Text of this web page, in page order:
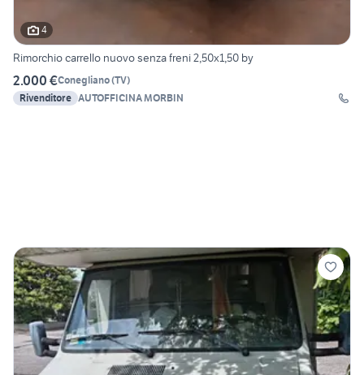
4
Rimorchio carrello nuovo senza freni 2,50x1,50 by
2.000 €Conegliano(TV)
Rivenditore AUTOFFICINA MORBIN